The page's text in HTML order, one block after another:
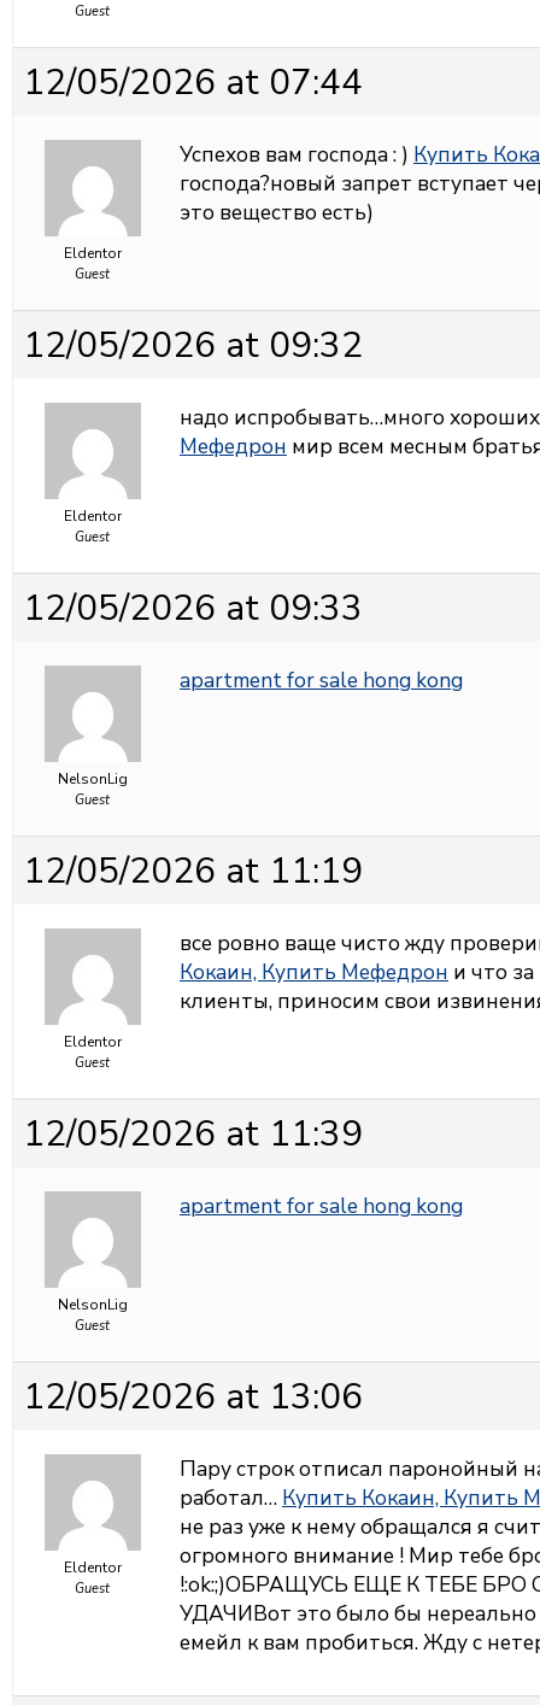
Guest
12/05/2026 at 07:44
Eldentor
Guest
Успехов вам господа : ) Купить
господа?новый запрет вступает
это вещество есть)
12/05/2026 at 09:32
Eldentor
Guest
надо испробывать…много
Мефедрон мир всем месным
12/05/2026 at 09:33
NelsonLig
Guest
apartment for sale hong kong
12/05/2026 at 11:19
Eldentor
Guest
все ровно ваще чисто жду
Кокаин, Купить Мефедрон и что
клиенты, приносим свои
12/05/2026 at 11:39
NelsonLig
Guest
apartment for sale hong kong
12/05/2026 at 13:06
Eldentor
Guest
Пару строк отписал паронойный
работал… Купить Кокаин, Купить
не раз уже к нему обращался я
огромного внимание ! Мир тебе
!:ok:;)ОБРАЩУСЬ ЕЩЕ К ТЕБЕ
УДАЧИВот это было бы нереально
емейл к вам пробиться. Жду с